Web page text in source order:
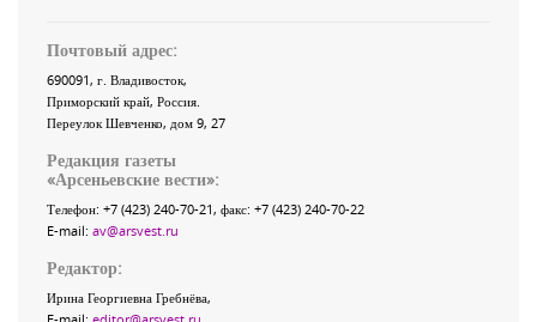
Почтовый адрес:
690091, г. Владивосток,
Приморский край, Россия
Переулок Шевченко, дом 9, 27
Редакция газеты
«Арсеньевские вести»:
Телефон: +7 (423) 240-70-21, факс: +7 (423) 240-70-22
E-mail: av@arsvest.ru
Редактор:
Ирина Георгиевна Гребнёва,